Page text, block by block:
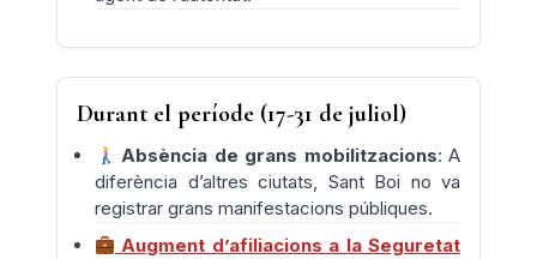
Durant el període (17-31 de juliol)
Absència de grans mobilitzacions: A
diferència d’altres ciutats, Sant Boi no va
registrar grans manifestacions públiques.
Augment d’afiliacions a la Seguretat